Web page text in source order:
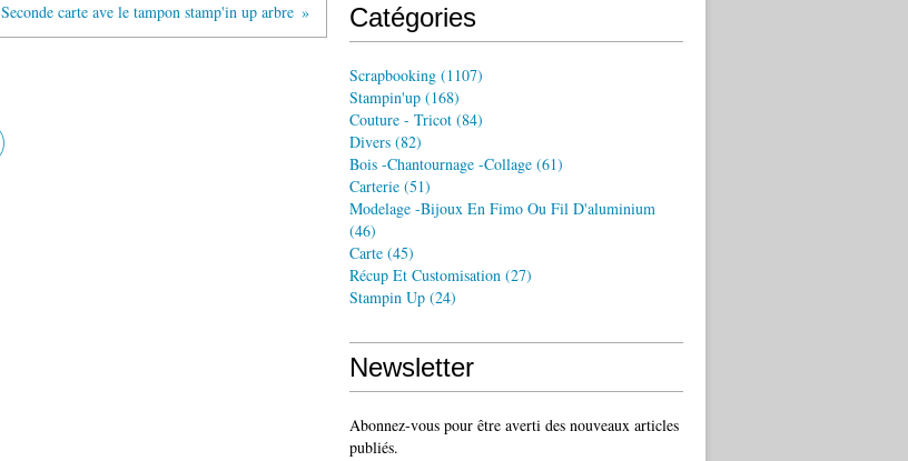
Seconde carte ave le tampon stamp'in up arbre Catégories
Scrapbooking (1107)
Stampin'up (168)
Couture - Tricot (84)
Divers (82)
Bois -chantournage -collage (61)
Carterie (51)
Modelage -bijoux En Fimo Ou Fil D'aluminium
(46)
Carte (45)
Récup Et Customisation (27)
Stampin Up (24)
Newsletter
Abonnez-vous pour être averti des nouveaux articles
publiés.